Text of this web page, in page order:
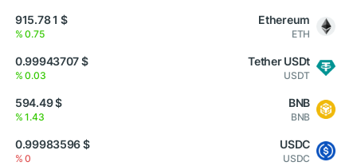
Ethereum
ETH
$ 1 915.78
0.75 %
Tether USDt
USDT
$ 0.99943707
0.03 %
BNB
BNB
$ 594.49
1.43 %
USDC
USDC
$ 0.99983596
0 %